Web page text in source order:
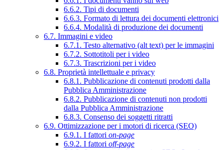
6.6.2. Tipi di documenti
6.6.3. Formato di lettura dei documenti elettronici
6.6.4. Modalità di produzione dei documenti
6.7. Immagini e video
6.7.1. Testo alternativo (alt text) per le immagini
6.7.2. Sottotitoli per i video
6.7.3. Trascrizioni per i video
6.8. Proprietà intellettuale e privacy
6.8.1. Pubblicazione di contenuti prodotti dalla
Pubblica Amministrazione
6.8.2. Pubblicazione di contenuti non prodotti
dalla Pubblica Amministrazione
6.8.3. Consenso dei soggetti ritratti
6.9. Ottimizzazione per i motori di ricerca (SEO)
6.9.1. I fattori on-page
6.9.2. I fattori off-page